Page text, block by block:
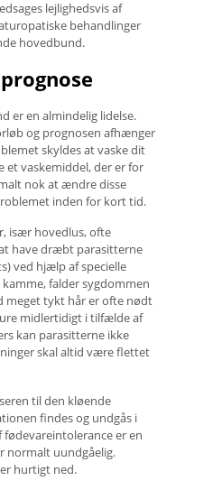
lejlighedsvis af
behandlinger
hovedbund.
er en almindelig lidelse.
og prognosen afhænger
skyldes at vaske dit
et vaskemiddel, der er for
nok at ændre disse
inden for kort tid.
især hovedlus, ofte
have dræbt parasitterne
ved hjælp af specielle
falder sygdommen
meget tykt hår er ofte nødt
midlertidigt i tilfælde af
kan parasitterne ikke
skal altid være flettet
til den kløende
findes og undgås i
er en
normalt uundgåelig.
hurtigt ned.